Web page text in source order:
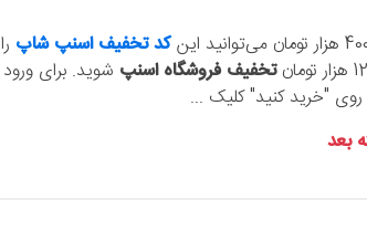
کد تخفیف اسنپ شاپ را
تخفیف فروشگاه اسنپ شوید. برای ورود
"خرید کنید" کلیک ...